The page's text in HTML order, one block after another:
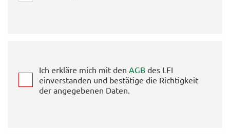
Ich erkläre mich mit den AGB des LFI
einverstanden und bestätige die Richtigkeit
der angegebenen Daten.